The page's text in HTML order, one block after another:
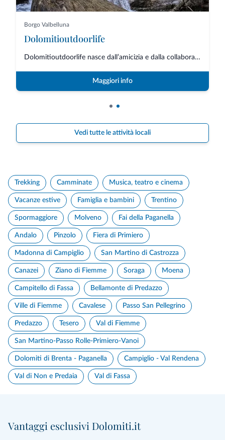
Borgo Valbelluna
Dolomitioutdoorlife
Dolomitioutdoorlife nasce dall’amicizia e dalla collaborazione di professio...
Maggiori info
Vedi tutte le attività locali
Trekking Camminate Musica, teatro e cinema
Vacanze estive Famiglia e bambini Trentino
Spormaggiore Molveno Fai della Paganella
Andalo Pinzolo Fiera di Primiero
Madonna di Campiglio San Martino di Castrozza
Canazei Ziano di Fiemme Soraga Moena
Campitello di Fassa Bellamonte di Predazzo
Ville di Fiemme Cavalese Passo San Pellegrino
Predazzo Tesero Val di Fiemme
San Martino-Passo Rolle-Primiero-Vanoi
Dolomiti di Brenta - Paganella Campiglio - Val Rendena
Val di Non e Predaia Val di Fassa
Vantaggi esclusivi Dolomiti.it